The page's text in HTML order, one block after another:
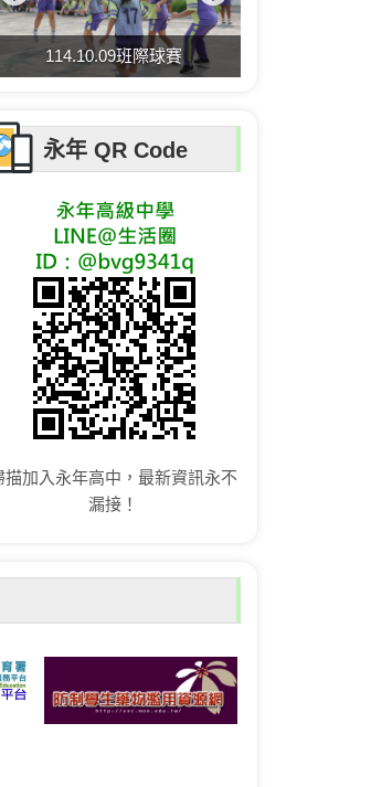
114.10.09班際球賽
永年 QR Code
描加入永年高中，最新資訊永不
漏接！